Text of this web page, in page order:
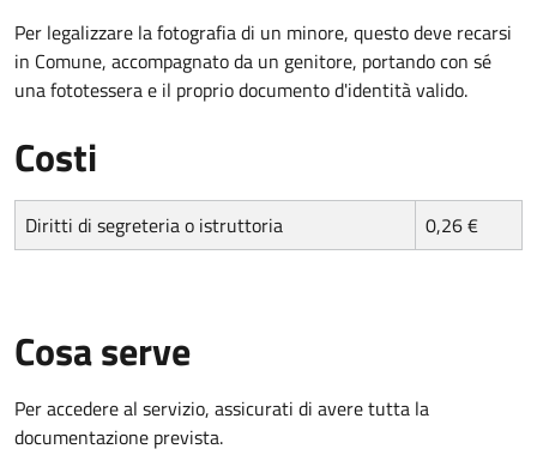
Per legalizzare la fotografia di un minore, questo deve recarsi
in Comune, accompagnato da un genitore, portando con sé
una fototessera e il proprio documento d'identità valido.
Costi
Diritti di segreteria o istruttoria 0,26 €
Cosa serve
Per accedere al servizio, assicurati di avere tutta la
documentazione prevista.